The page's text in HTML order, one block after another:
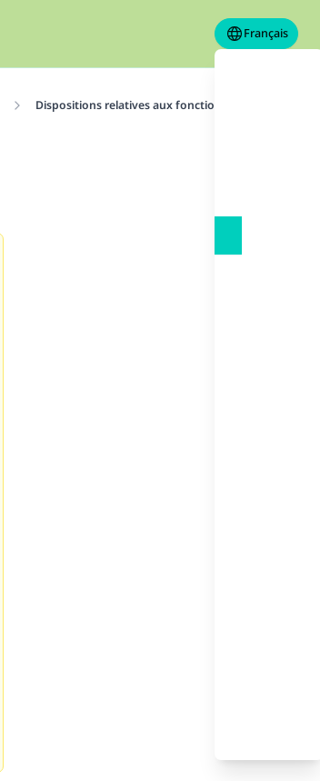
Français
Dispositions relatives aux fonctions